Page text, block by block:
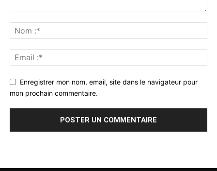
Enregistrer mon nom, email, site dans le navigateur pour
mon prochain commentaire.